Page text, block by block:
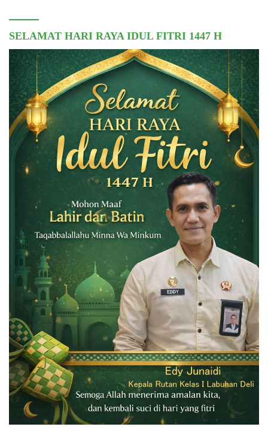
SELAMAT HARI RAYA IDUL FITRI 1447 H